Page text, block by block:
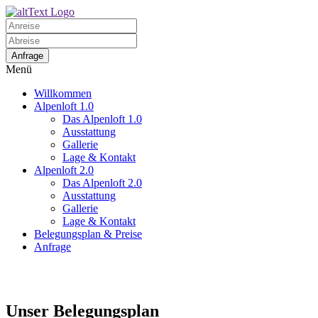
Menü
Willkommen
Alpenloft 1.0
Das Alpenloft 1.0
Ausstattung
Gallerie
Lage & Kontakt
Alpenloft 2.0
Das Alpenloft 2.0
Ausstattung
Gallerie
Lage & Kontakt
Belegungsplan & Preise
Anfrage
Unser Belegungsplan